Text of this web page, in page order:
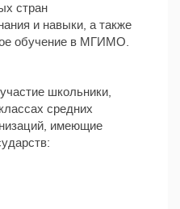
стран
и навыки, а также
обучение в МГИМО.
школьники,
средних
имеющие